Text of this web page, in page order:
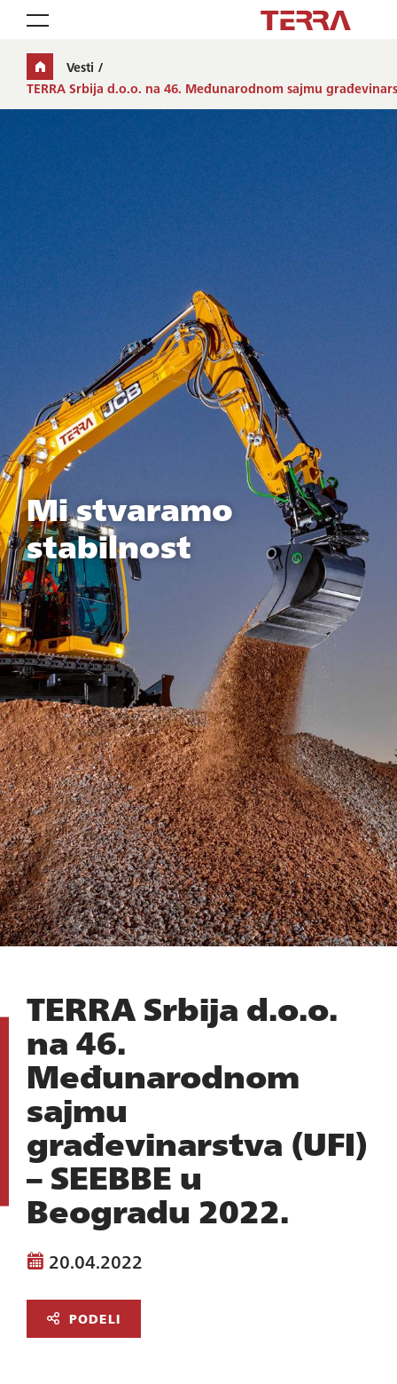
Toggle navigation
Vesti
TERRA Srbija d.o.o. na 46. Međunarodnom sajmu
Mi stvaramo
stabilnost
TERRA Srbija d.o.o.
na 46.
Međunarodnom
sajmu
građevinarstva (UFI)
– SEEBBE u
Beogradu 2022.
20.04.2022
PODELI